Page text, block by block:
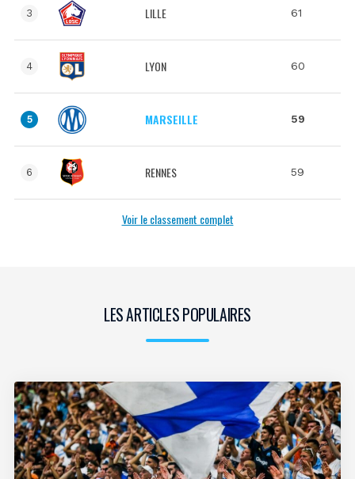
3 LILLE 61
4 LYON 60
5 MARSEILLE 59
6 RENNES 59
Voir le classement complet
LES ARTICLES POPULAIRES